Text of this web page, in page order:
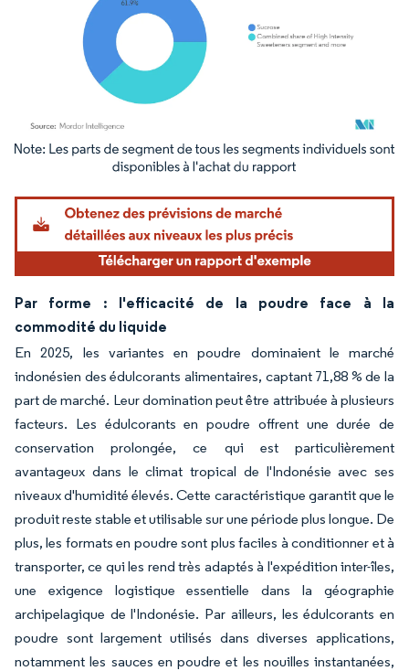
Image © Mordor Intelligence. La réutilisation nécessite une attribution sous CC BY
Par forme : l'efficacité de la poudre face à la
commodité du liquide
En 2025, les variantes en poudre dominaient le marché
indonésien des édulcorants alimentaires, captant 71,88 % de la
part de marché. Leur domination peut être attribuée à plusieurs
facteurs. Les édulcorants en poudre offrent une durée de
conservation prolongée, ce qui est particulièrement
avantageux dans le climat tropical de l'Indonésie avec ses
niveaux d'humidité élevés. Cette caractéristique garantit que le
produit reste stable et utilisable sur une période plus longue. De
plus, les formats en poudre sont plus faciles à conditionner et à
transporter, ce qui les rend très adaptés à l'expédition inter-îles,
une exigence logistique essentielle dans la géographie
archipelagique de l'Indonésie. Par ailleurs, les édulcorants en
poudre sont largement utilisés dans diverses applications,
notamment les sauces en poudre et les nouilles instantanées,